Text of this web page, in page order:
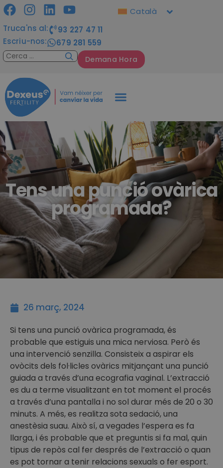
Truca'ns al:
93 227 47 11
Escriu-nos:
679 281 559
Demana Hora
Català
Tens una punció ovàrica
programada?
26 març, 2024
Si tens una punció ovàrica programada, és
probable que estiguis una mica nerviosa. Però és
una intervenció senzilla. Consisteix a aspirar els
ovòcits dels fol·licles ovàrics mitjançant una punció
guiada a través d’una ecografia vaginal. L’extracció
es du a terme visualitzant en tot moment el procés
a través d’una pantalla i no sol durar més de 20 o 30
minuts. A més, es realitza sota sedació, una
anestèsia suau. Això sí, a vegades l’espera es fa
llarga, i és probable que et preguntis si fa mal, quin
tipus de repòs cal fer després de l’extracció o quan
es pot tornar a tenir relacions sexuals o fer esport.